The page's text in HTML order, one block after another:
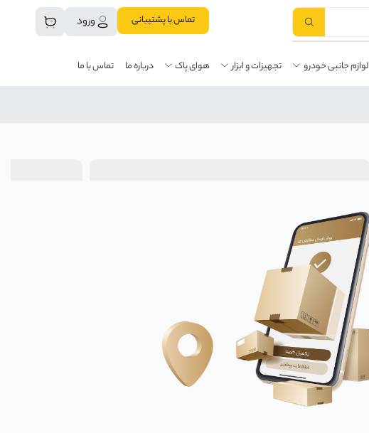
ورود تماس با پشتیبانی
لوازم جانبی خودرو تجهیزات و ابزار هوای پاک درباره ما تماس با ما